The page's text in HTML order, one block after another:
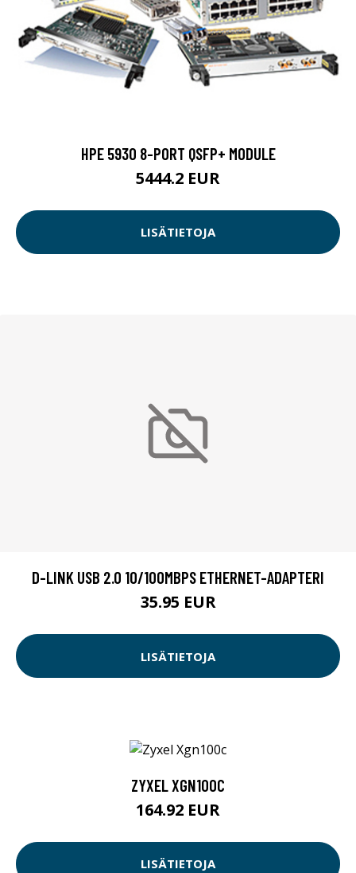
HPE 5930 8-PORT QSFP+ MODULE
5444.2 EUR
LISÄTIETOJA
D-LINK USB 2.0 10/100MBPS ETHERNET-ADAPTERI
35.95 EUR
LISÄTIETOJA
ZYXEL XGN100C
164.92 EUR
LISÄTIETOJA